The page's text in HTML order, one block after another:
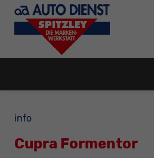
info
Cupra Formentor